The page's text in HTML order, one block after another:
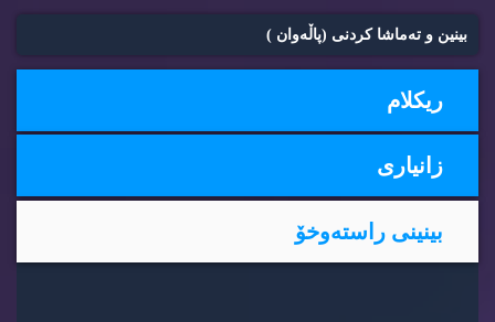
بینین و ته‌ماشا كردنی (پاڵه‌وان )
ریكلام
زانیاری
بینینی راسته‌وخۆ